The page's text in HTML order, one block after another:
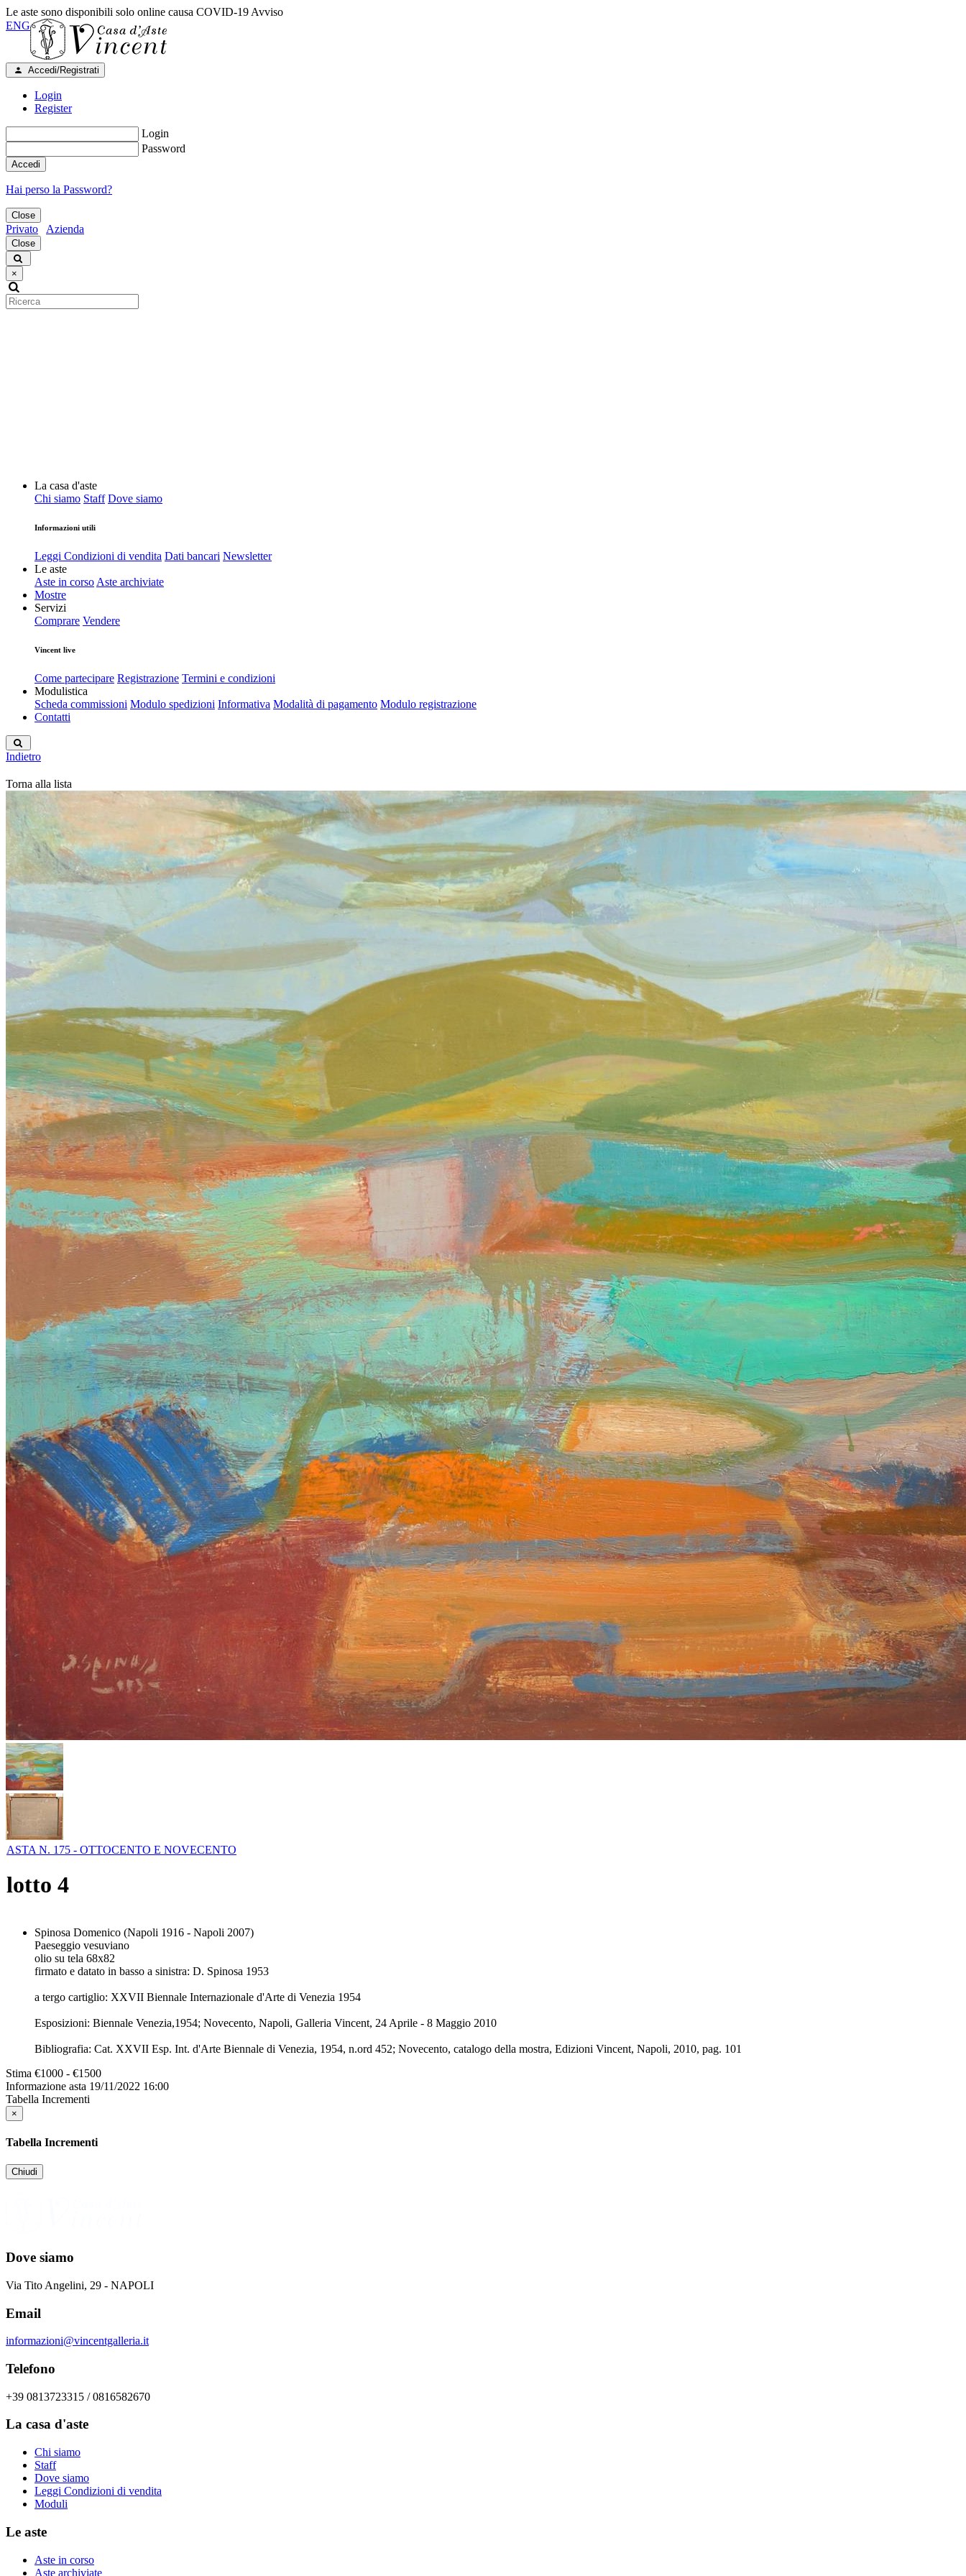
Le aste sono disponibili solo online causa COVID-19 Avviso
ENG
Accedi/Registrati
Login
Register
Login
Password
Accedi
Hai perso la Password?
Close
Privato Azienda
Close
×
La casa d'aste
Chi siamo Staff Dove siamo
Informazioni utili
Leggi Condizioni di vendita Dati bancari Newsletter
Le aste
Aste in corso Aste archiviate
Mostre
Servizi
Comprare Vendere
Vincent live
Come partecipare Registrazione Termini e condizioni
Modulistica
Scheda commissioni Modulo spedizioni Informativa Modalità di pagamento Modulo registrazione
Contatti
Indietro
Torna alla lista
ASTA N. 175 - OTTOCENTO E NOVECENTO
lotto 4
Spinosa Domenico (Napoli 1916 - Napoli 2007)
Paeseggio vesuviano
olio su tela 68x82
firmato e datato in basso a sinistra: D. Spinosa 1953
a tergo cartiglio: XXVII Biennale Internazionale d'Arte di Venezia 1954
Esposizioni: Biennale Venezia,1954; Novecento, Napoli, Galleria Vincent, 24 Aprile - 8 Maggio 2010
Bibliografia: Cat. XXVII Esp. Int. d'Arte Biennale di Venezia, 1954, n.ord 452; Novecento, catalogo della mostra, Edizioni Vincent, Napoli, 2010, pag. 101
Stima €1000 - €1500
Informazione asta 19/11/2022 16:00
Tabella Incrementi
×
Tabella Incrementi
Chiudi
Dove siamo
Via Tito Angelini, 29 - NAPOLI
Email
informazioni@vincentgalleria.it
Telefono
+39 0813723315 / 0816582670
La casa d'aste
Chi siamo
Staff
Dove siamo
Leggi Condizioni di vendita
Moduli
Le aste
Aste in corso
Aste archiviate